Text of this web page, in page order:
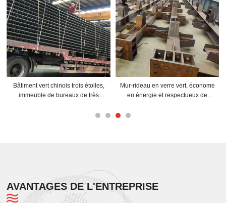
Bâtiment vert chinois trois étoiles,
immeuble de bureaux de très
Mur-rideau en verre vert, économe
en énergie et respectueux de
à structure métallique ultra-élevée
AVANTAGES DE L'ENTREPRISE